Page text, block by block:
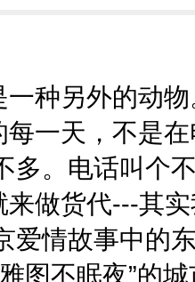
种另外的动
每一天，不是
多。电话叫个
做货代---其
爱情故事中的
图不眠夜”的